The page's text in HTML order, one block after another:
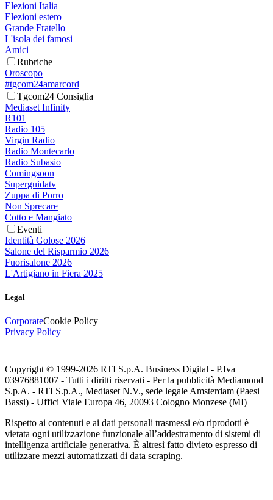
Elezioni Italia
Elezioni estero
Grande Fratello
L'isola dei famosi
Amici
Rubriche
Oroscopo
#tgcom24amarcord
Tgcom24 Consiglia
Mediaset Infinity
R101
Radio 105
Virgin Radio
Radio Montecarlo
Radio Subasio
Comingsoon
Superguidatv
Zuppa di Porro
Non Sprecare
Cotto e Mangiato
Eventi
Identità Golose 2026
Salone del Risparmio 2026
Fuorisalone 2026
L'Artigiano in Fiera 2025
Legal
CorporateCookie Policy
Privacy Policy
Copyright © 1999-2026 RTI S.p.A. Business Digital - P.Iva
03976881007 - Tutti i diritti riservati - Per la pubblicità Mediamond
S.p.A. - RTI S.p.A., Mediaset N.V., sede legale Amsterdam (Paesi
Bassi) - Uffici Viale Europa 46, 20093 Cologno Monzese (MI)
Rispetto ai contenuti e ai dati personali trasmessi e/o riprodotti è
vietata ogni utilizzazione funzionale all’addestramento di sistemi di
intelligenza artificiale generativa. È altresì fatto divieto espresso di
utilizzare mezzi automatizzati di data scraping.